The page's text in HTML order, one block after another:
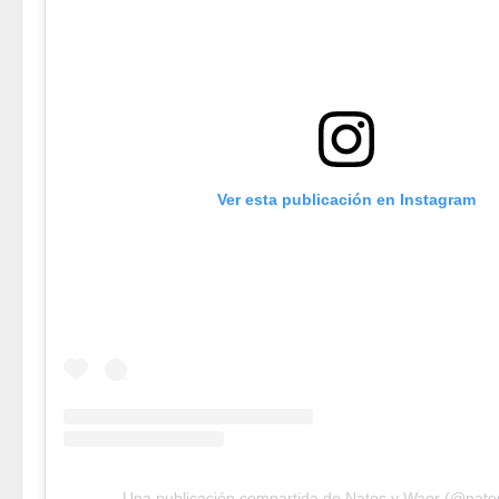
Ver esta publicación en Instagram